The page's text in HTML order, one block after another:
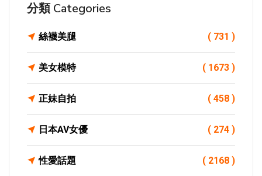
分類 Categories
絲襪美腿 ( 731 )
美女模特 ( 1673 )
正妹自拍 ( 458 )
日本AV女優 ( 274 )
性愛話題 ( 2168 )